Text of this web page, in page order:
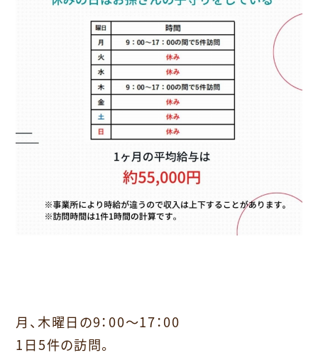
月、木曜日の9：00～17：00
1日5件の訪問。